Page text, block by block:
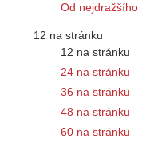
Od nejdražšího
12 na stránku
12 na stránku
24 na stránku
36 na stránku
48 na stránku
60 na stránku